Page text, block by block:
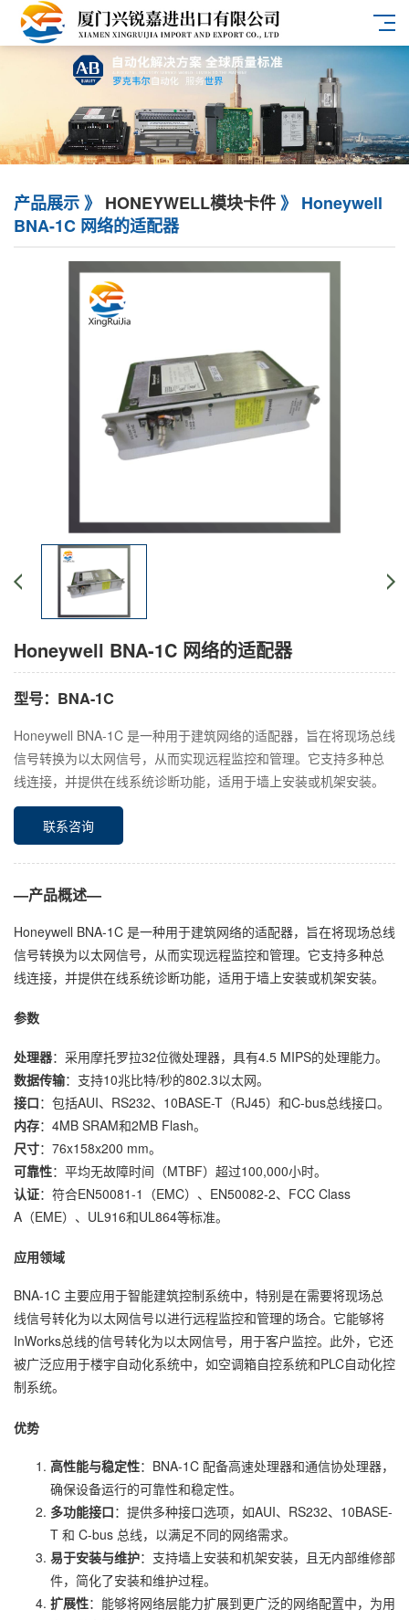
产品展示 》 HONEYWELL模块卡件》 Honeywell
BNA-1C 网络的适配器
Honeywell BNA-1C 网络的适配器
型号：BNA-1C
Honeywell BNA-1C 是一种用于建筑网络的适配器，旨在将现场总线
信号转换为以太网信号，从而实现远程监控和管理。它支持多种总
线连接，并提供在线系统诊断功能，适用于墙上安装或机架安装。
联系咨询
—产品概述—
Honeywell BNA-1C 是一种用于建筑网络的适配器，旨在将现场总线
信号转换为以太网信号，从而实现远程监控和管理。它支持多种总
线连接，并提供在线系统诊断功能，适用于墙上安装或机架安装。
参数
处理器：采用摩托罗拉32位微处理器，具有4.5 MIPS的处理能力。
数据传输：支持10兆比特/秒的802.3以太网。
接口：包括AUI、RS232、10BASE-T（RJ45）和C-bus总线接口。
内存：4MB SRAM和2MB Flash。
尺寸：76x158x200 mm。
可靠性：平均无故障时间（MTBF）超过100,000小时。
认证：符合EN50081-1（EMC）、EN50082-2、FCC Class
A（EME）、UL916和UL864等标准。
应用领域
BNA-1C 主要应用于智能建筑控制系统中，特别是在需要将现场总
线信号转化为以太网信号以进行远程监控和管理的场合。它能够将
InWorks总线的信号转化为以太网信号，用于客户监控。此外，它还
被广泛应用于楼宇自动化系统中，如空调箱自控系统和PLC自动化控
制系统。
优势
高性能与稳定性：BNA-1C 配备高速处理器和通信协处理器，
确保设备运行的可靠性和稳定性。
多功能接口：提供多种接口选项，如AUI、RS232、10BASE-
T 和 C-bus 总线，以满足不同的网络需求。
易于安装与维护：支持墙上安装和机架安装，且无内部维修部
件，简化了安装和维护过程。
扩展性：能够将网络层能力扩展到更广泛的网络配置中，为用